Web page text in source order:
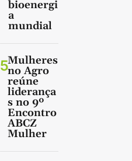
bioenergi
a
mundial
5Mulheres
no Agro
reúne
liderança
s no 9º
Encontro
ABCZ
Mulher